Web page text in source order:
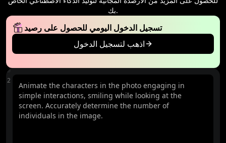
بك.
تسجيل الدخول اليومي للحصول على رصيد
اذهب لتسجيل الدخول
512